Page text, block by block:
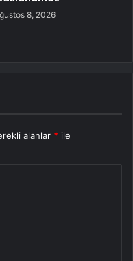
8, 2026
alanlar * ile